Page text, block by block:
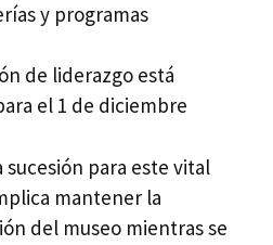
y programas
de liderazgo está
el 1 de diciembre
para este vital
mantener la
del museo mientras se